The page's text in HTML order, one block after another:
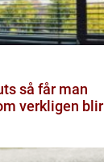
verkligen blir